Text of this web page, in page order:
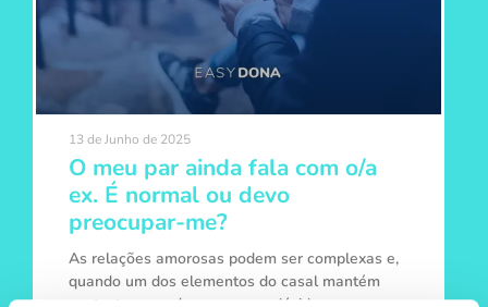
O meu par ainda fala com o/a
ex. É normal ou devo
preocupar-me?
As relações amorosas podem ser complexas e,
quando um dos elementos do casal mantém
13 de Junho de 2025